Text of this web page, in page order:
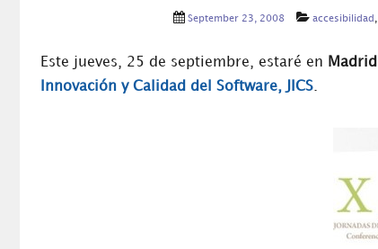
September 23, 2008 accesibilidad ,
Este jueves, 25 de septiembre, estaré en Madrid
Innovación y Calidad del Software, JICS